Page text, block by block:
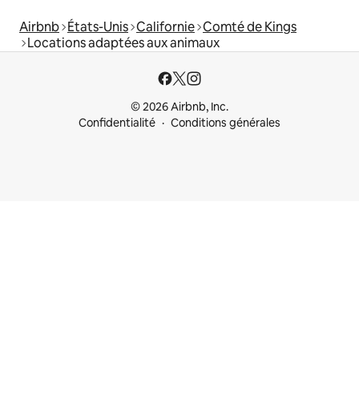
Airbnb États-Unis Californie Comté de Kings
Locations adaptées aux animaux
© 2026 Airbnb, Inc.
Confidentialité
Conditions générales